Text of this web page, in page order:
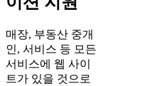
매장, 부동산 중개
인, 서비스 등 모든
서비스에 웹 사이
트가 있을 것으로